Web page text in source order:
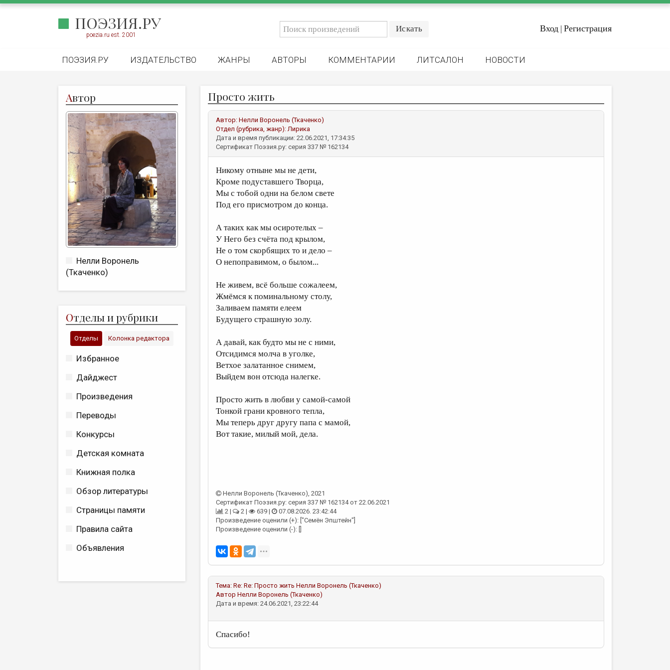
ПОЭЗИЯ.РУ
poezia.ru est. 2001
Вход | Регистрация
ПОЭЗИЯ.РУ ИЗДАТЕЛЬСТВО ЖАНРЫ АВТОРЫ КОММЕНТАРИИ ЛИТСАЛОН НОВОСТИ
Автор
Нелли Воронель
(Ткаченко)
Отделы и рубрики
Отделы Колонка редактора
Избранное
Дайджест
Произведения
Переводы
Конкурсы
Детская комната
Книжная полка
Обзор литературы
Страницы памяти
Правила сайта
Объявления
Просто жить
Автор: Нелли Воронель (Ткаченко)
Отдел (рубрика, жанр):Лирика
Дата и время публикации: 22.06.2021, 17:34:35
Сертификат Поэзия.ру: серия 337 № 162134
Никому отныне мы не дети,
Кроме подуставшего Творца,
Мы с тобой одни на белом свете
Под его присмотром до конца.
А таких как мы осиротелых –
У Него без счёта под крылом,
Не о том скорбящих то и дело –
О непоправимом, о былом...
Не живем, всё больше сожалеем,
Жмёмся к поминальному столу,
Заливаем памяти елеем
Будущего страшную золу.
А давай, как будто мы не с ними,
Отсидимся молча в уголке,
Ветхое залатанное снимем,
Выйдем вон отсюда налегке.
Просто жить в любви у самой-самой
Тонкой грани кровного тепла,
Мы теперь друг другу папа с мамой,
Вот такие, милый мой, дела.
Нелли Воронель (Ткаченко), 2021
Сертификат Поэзия.ру: серия 337 № 162134 от 22.06.2021
2 |
2 | 639 |
07.08.2026. 23:42:44
Произведение оценили (+): ["Семён Эпштейн"]
Произведение оценили (-): []
Тема: Re: Re: Просто жить Нелли Воронель (Ткаченко)
Автор Нелли Воронель (Ткаченко)
Дата и время: 24.06.2021, 23:22:44
Спасибо!